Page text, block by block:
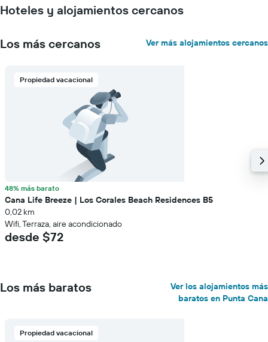
Hoteles y alojamientos cercanos
Los más cercanos Ver más alojamientos cercanos
Propiedad vacacional
48% más barato
Cana Life Breeze | Los Corales Beach Residences B5
0,02 km
Wifi, Terraza, aire acondicionado
desde $72
Los más baratos
Ver los alojamientos más
baratos en Punta Cana
Propiedad vacacional